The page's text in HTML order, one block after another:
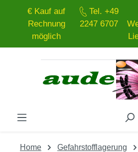
Zum Hauptinhalt springen
€ Kauf auf
Rechnung
möglich
Tel. +49
2247 6707
Home
Gefahrstofflagerung